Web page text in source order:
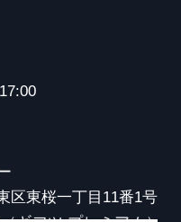
区東桜一丁目11番1号